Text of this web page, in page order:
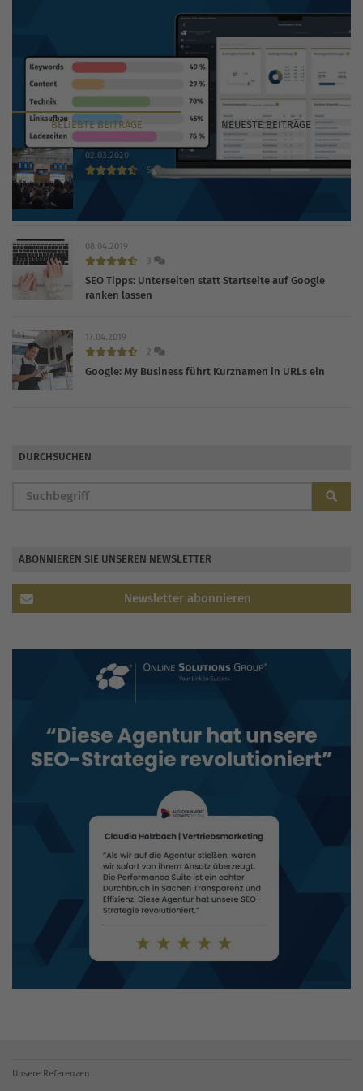
BELIEBTEBEITRÄGE NEUESTEBEITRÄGE
02.03.2020
5
08.04.2019
3
SEO Tipps: Unterseiten statt Startseite auf Google
ranken lassen
17.04.2019
2
Google: My Business führt Kurznamen in URLs ein
DURCHSUCHEN
ABONNIEREN SIE UNSEREN NEWSLETTER
Newsletter abonnieren
Unsere Referenzen